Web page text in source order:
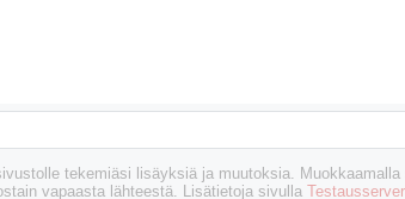
tekemiäsi lisäyksiä ja muutoksia.
vapaasta lähteestä. Lisätietoja sivulla